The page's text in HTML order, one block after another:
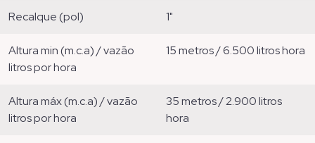
recalque (pol) 1"
altura min (m.c.a) / vazão
litros por hora
15 metros / 6.500 litros hora
altura máx (m.c.a) / vazão
litros por hora
35 metros / 2.900 litros
hora